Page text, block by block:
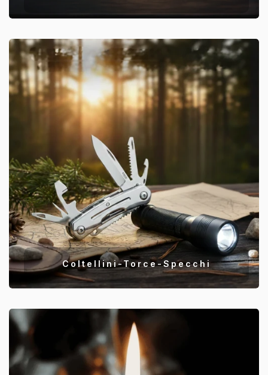
Coltellini-Torce-Specchi